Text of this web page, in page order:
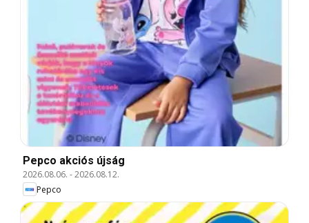
Pepco akciós újság
2026.08.06. -2026.08.12.
Pepco